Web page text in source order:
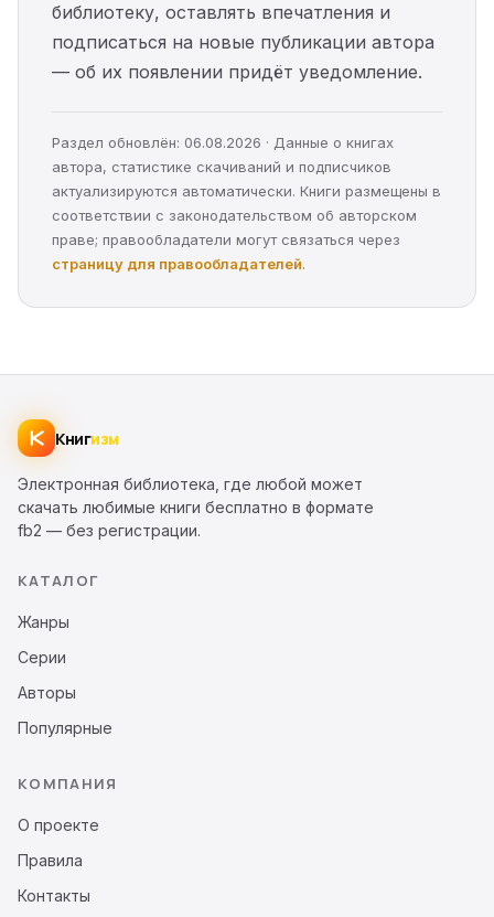
библиотеку, оставлять впечатления и
подписаться на новые публикации автора
— об их появлении придёт уведомление.
Раздел обновлён: 06.08.2026 · Данные о книгах
автора, статистике скачиваний и подписчиков
актуализируются автоматически. Книги размещены в
соответствии с законодательством об авторском
праве; правообладатели могут связаться через
страницу для правообладателей.
Книгизм
Электронная библиотека, где любой может
скачать любимые книги бесплатно в формате
fb2 — без регистрации.
КАТАЛОГ
Жанры
Серии
Авторы
Популярные
КОМПАНИЯ
О проекте
Правила
Контакты